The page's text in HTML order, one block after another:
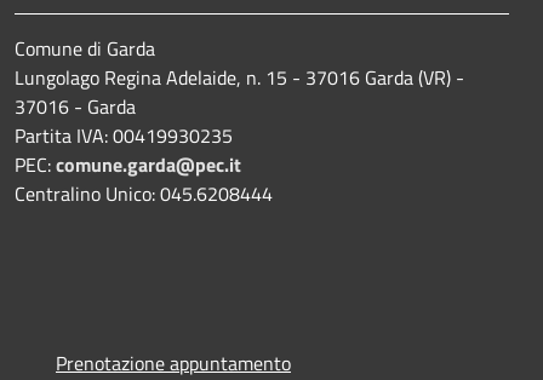
Comune di Garda
Lungolago Regina Adelaide, n. 15 - 37016 Garda (VR) -
37016 - Garda
Partita IVA: 00419930235
PEC:comune.garda@pec.it
Centralino Unico: 045.6208444
Prenotazione appuntamento